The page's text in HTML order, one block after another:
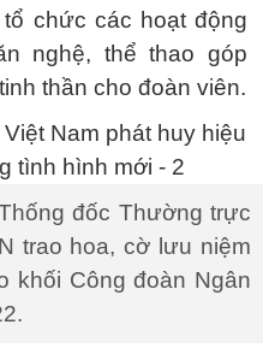
chức các hoạt động
nghệ, thể thao góp
thần cho đoàn viên.
đốc Thường trực
trao hoa, cờ lưu niệm
khối Công đoàn Ngân